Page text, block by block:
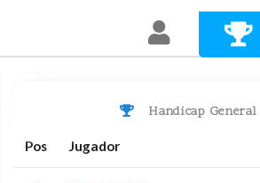
Handicap General
Pos Jugador